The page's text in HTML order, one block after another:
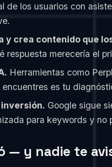
de los usuarios con
y crea contenido que
merecería el
Herramientas como
es tu
Google sigue
para keywords y
— y nadie te